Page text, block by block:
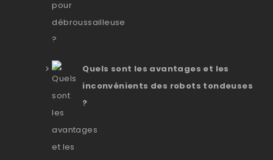
Quels sont les avantages et les
inconvénients des robots tondeuses
?